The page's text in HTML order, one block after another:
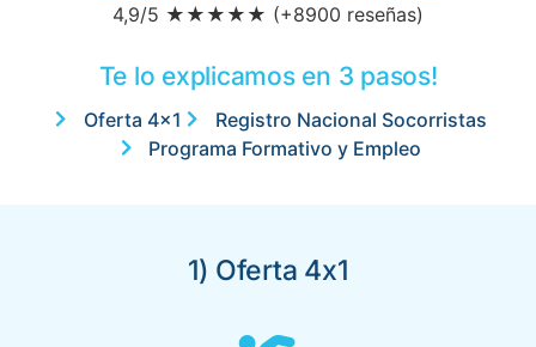
4,9/5 ★★★★★ (+8900 reseñas)
Te lo explicamos en 3 pasos!
Oferta 4x1
Registro Nacional Socorristas
Programa Formativo y Empleo
1) Oferta 4x1